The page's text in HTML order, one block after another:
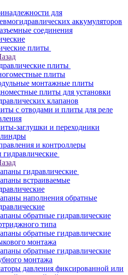
для
аккумуляторов
соединения
плиты
плиты
плиты
монтажные плиты
плиты для установки
клапанов
с отводами и плиты для реле
заглушки и переходники
и контроллеры
гидравлические
встраиваемые
наполнения обратные
обратные гидравлические
типа
обратные гидравлические
монтажа
обратные гидравлические
монтажа
давления фиксированной или